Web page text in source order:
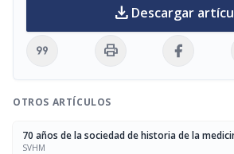
download Descargar
format_quote print
OTROS ARTÍCULOS
70 años de la sociedad de historia de la
SVHM